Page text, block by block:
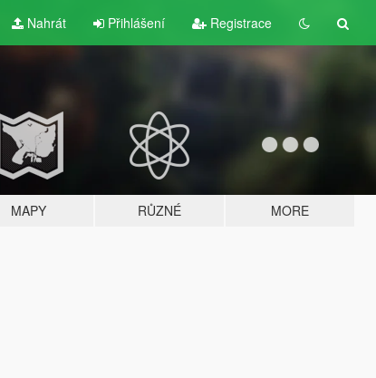
Nahrát Přihlášení Registrace
MAPY RŮZNÉ MORE